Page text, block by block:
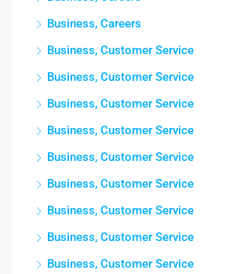
Business, Careers
Business, Customer Service
Business, Customer Service
Business, Customer Service
Business, Customer Service
Business, Customer Service
Business, Customer Service
Business, Customer Service
Business, Customer Service
Business, Customer Service